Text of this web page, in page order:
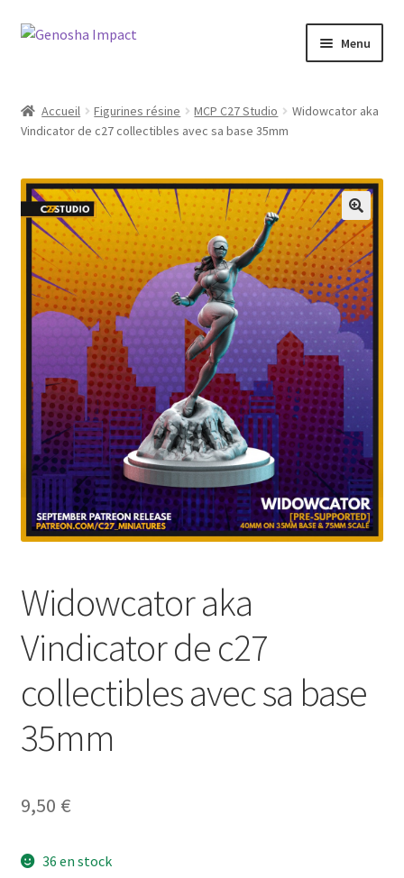
Aller
navigation
Aller
Menu
Cart
Checkout
My account
Shop
Wishlist
Accueil Figurines résine MCP C27 Studio
Widowcator aka
Vindicator de c27 collectibles avec sa base 35mm
Widowcator aka
Vindicator de c27
collectibles avec sa base
35mm
9,50 €
36 en stock